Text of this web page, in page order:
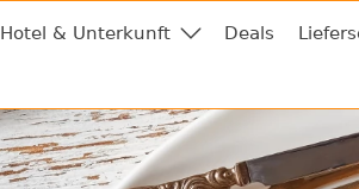
Hotel & Unterkunft Deals